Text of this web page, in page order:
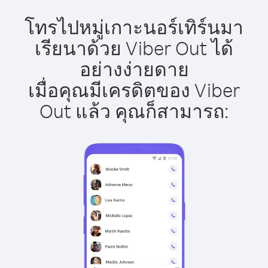
โทรไปหมู่เกาะนอร์เทิร์นมา
เรียนาด้วย Viber Out ได้
อย่างง่ายดาย
เมื่อคุณมีเครดิตของ Viber
Out แล้ว คุณก็สามารถ: